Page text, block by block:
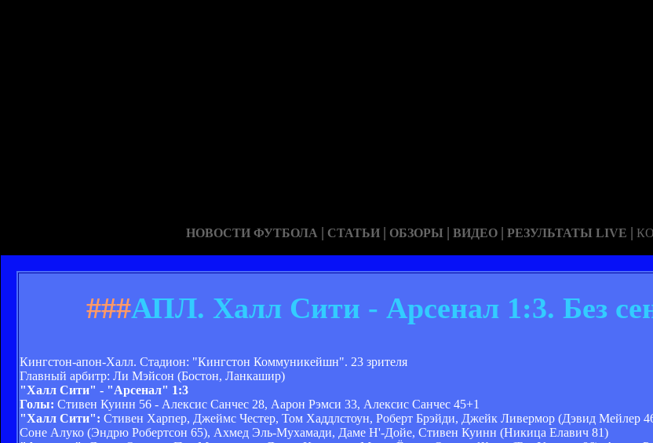
НОВОСТИ ФУТБОЛА | СТАТЬИ | ОБЗОРЫ | ВИДЕО | РЕЗУЛЬТАТЫ LIVE |
###АПЛ. Халл Сити - Арсенал 1:3. Без
Кингстон-апон-Халл. Стадион: "Кингстон Коммуникейшн". 23 зрителя
Главный арбитр: Ли Мэйсон (Бостон, Ланкашир)
"Халл Сити" - "Арсенал" 1:3
Голы: Стивен Куинн 56 - Алексис Санчес 28, Аарон Рэмси 33, Алексис Санчес 45+1
"Халл Сити": Стивен Харпер, Джеймс Честер, Том Хаддлстоун, Роберт Брэйди, Джейк Ливермор (Дэвид Мейлер
Соне Алуко (Эндрю Робертсон 65), Ахмед Эль-Мухамади, Даме Н'-Дойе, Стивен Куинн (Никица Елавич 81)